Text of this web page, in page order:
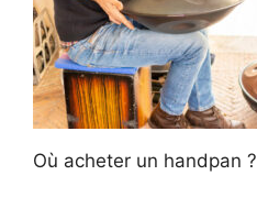
Où acheter un handpan ?